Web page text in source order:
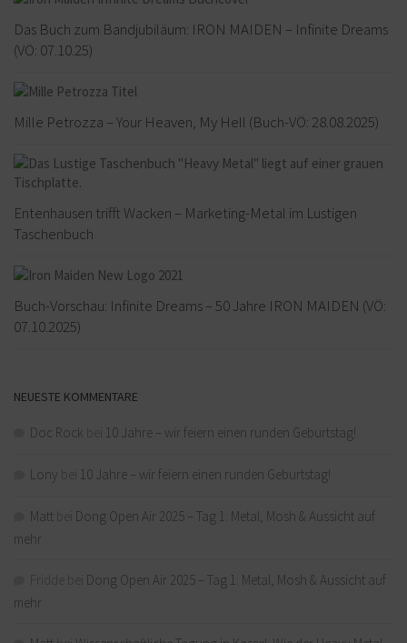
Das Buch zum Bandjubiläum: IRON MAIDEN – Infinite Dreams
(VÖ: 07.10.25)
Mille Petrozza – Your Heaven, My Hell (Buch-VÖ: 28.08.2025)
Entenhausen trifft Wacken – Marketing-Metal im Lustigen
Taschenbuch
Buch-Vorschau: Infinite Dreams – 50 Jahre IRON MAIDEN (VÖ:
07.10.2025)
NEUESTE KOMMENTARE
Doc Rock 10 Jahre – wir feiern einen runden Geburtstag!
Lony 10 Jahre – wir feiern einen runden Geburtstag!
Matt
Dong Open Air 2025 – Tag 1: Metal, Mosh & Aussicht auf
mehr
Dong Open Air 2025 – Tag 1: Metal, Mosh & Aussicht auf
mehr